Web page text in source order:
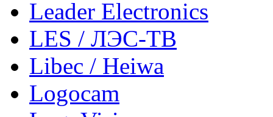
Leader Electronics
LES / ЛЭС-ТВ
Libec / Heiwa
Logocam